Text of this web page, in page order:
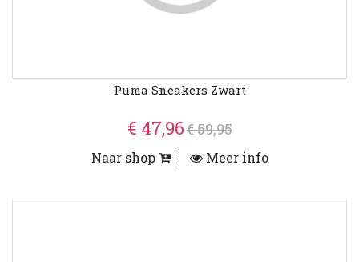
Puma Sneakers Zwart
€ 47,96€ 59,95
Naar shop Meer info